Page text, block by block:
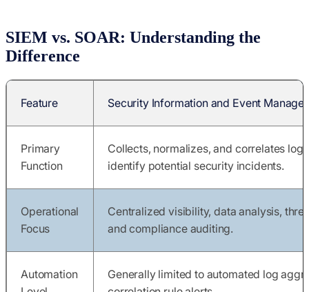
SIEM vs. SOAR: Understanding the
Difference
Feature Security Information and Event
Primary
Function
Collects, normalizes, and correlates log
identify potential security incidents.
Operational
Focus
Centralized visibility, data analysis,
and compliance auditing.
Automation
Generally limited to automated log